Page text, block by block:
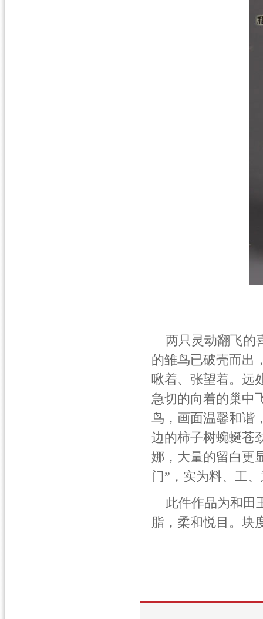
两只灵动翻飞的
的雏鸟已破壳而出
啾着、张望着。远
急切的向着的巢中
鸟，画面温馨和谐
边的柿子树蜿蜒苍
娜，大量的留白更
门”，实为料、工
此件作品为和田
脂，柔和悦目。块